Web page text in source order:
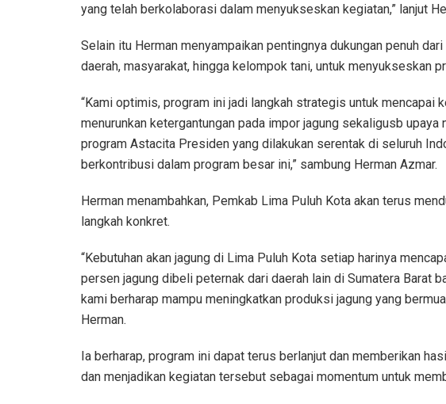
yang telah berkolaborasi dalam menyukseskan kegiatan,” lanjut
Selain itu Herman menyampaikan pentingnya dukungan penuh
daerah, masyarakat, hingga kelompok tani, untuk menyukseskan
“Kami optimis, program ini jadi langkah strategis untuk mencapai
menurunkan ketergantungan pada impor jagung sekaligusb
program Astacita Presiden yang dilakukan serentak di seluruh
berkontribusi dalam program besar ini,” sambung Herman Azmar.
Herman menambahkan, Pemkab Lima Puluh Kota akan terus
langkah konkret.
“Kebutuhan akan jagung di Lima Puluh Kota setiap harinya
persen jagung dibeli peternak dari daerah lain di Sumatera Barat
kami berharap mampu meningkatkan produksi jagung yang
Herman.
Ia berharap, program ini dapat terus berlanjut dan memberikan
dan menjadikan kegiatan tersebut sebagai momentum untuk